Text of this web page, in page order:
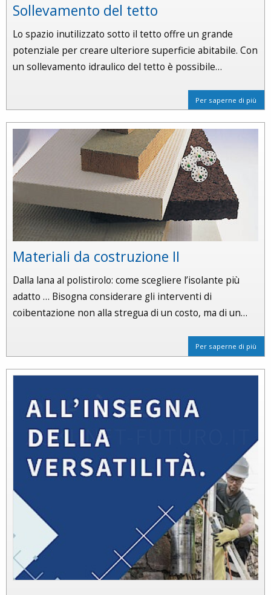
Sollevamento del tetto
Lo spazio inutilizzato sotto il tetto offre un grande
potenziale per creare ulteriore superficie abitabile. Con
un sollevamento idraulico del tetto è possibile…
Per saperne di più
Materiali da costruzione II
Dalla lana al polistirolo: come scegliere l’isolante più
adatto … Bisogna considerare gli interventi di
coibentazione non alla stregua di un costo, ma di un…
Per saperne di più